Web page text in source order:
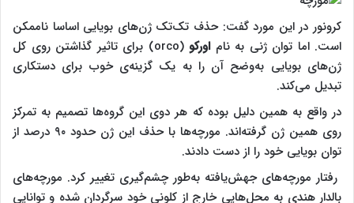
کرونور در این مورد گفت: حذف تک‌تک ژن‌های بویایی اساسا ناممکن
است. اما توان ژنی به ناماورکو
(orco) برای تاثیر گذاشتن روی کل
ژن‌های بویایی به‌وضح آن را به یک گزینه‌ی خوب برای دستکاری
تبدیل می‌کند.
در واقع به همین دلیل بوده که هر دوی این گروه‌ها تصمیم به تمرکز
روی همین ژن گرفته‌اند. مورچه‌ها با حذف این ژن حدود ۹۰ درصد از
توان بویایی خود را از دست دادند.
رفتار مورچه‌های جهش‌یافته به‌طور چشم‌گیری تغییر کرد. مورچه‌های
بالدار هندی به محل‌هایی خارج از کلونی خود سرگردان شده و توانایی